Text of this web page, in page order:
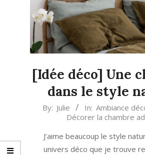
[Idée déco] Une
dans le style
2020-
By: Julie In: Ambiance
Décorer la chambre
J’aime beaucoup le style
univers déco que je trouve